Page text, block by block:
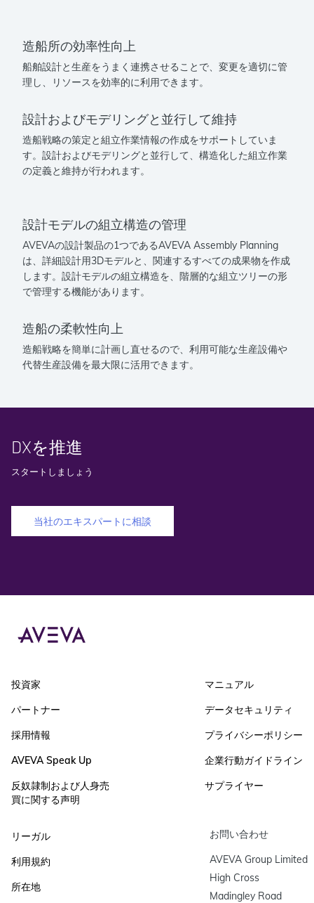
造船所の効率性向上
船舶設計と生産をうまく連携させることで、変更を適切に管
理し、リソースを効率的に利用できます。
設計およびモデリングと並行して維持
造船戦略の策定と組立作業情報の作成をサポートしていま
す。設計およびモデリングと並行して、構造化した組立作業
の定義と維持が行われます。
設計モデルの組立構造の管理
AVEVAの設計製品の1つであるAVEVA Assembly Planning
は、詳細設計用3Dモデルと、関連するすべての成果物を作成
します。設計モデルの組立構造を、階層的な組立ツリーの形
で管理する機能があります。
造船の柔軟性向上
造船戦略を簡単に計画し直せるので、利用可能な生産設備や
代替生産設備を最大限に活用できます。
DXを推進
スタートしましょう
当社のエキスパートに相談
投資家
パートナー
採用情報
AVEVA Speak Up
反奴隷制および人身売
買に関する声明
マニュアル
データセキュリティ
プライバシーポリシー
企業行動ガイドライン
サプライヤー
リーガル
利用規約
所在地
お問い合わせ
AVEVA Group Limited
High Cross
Madingley Road